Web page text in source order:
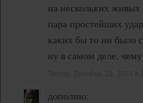
на нескольких
пара простейших
каких бы то ни было
ну в самом деле, чему
дополню: